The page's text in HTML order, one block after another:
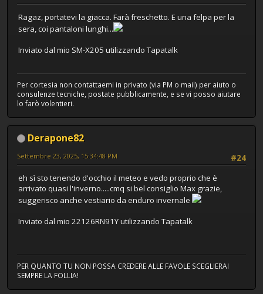
Ragaz, portatevi la giacca. Farà freschetto. E una felpa per la
sera, coi pantaloni lunghi...
Inviato dal mio SM-X205 utilizzando Tapatalk
Per cortesia non contattaemi in privato (via PM o mail) per aiuto o
consulenze tecniche, postate pubblicamente, e se vi posso aiutare
lo farò volentieri.
Derapone82
#24
Settembre 23, 2025, 15:34:48 PM
eh sì sto tenendo d'occhio il meteo e vedo proprio che è
arrivato quasi l'inverno.....cmq si bel consiglio Max grazie,
suggerisco anche vestiario da enduro invernale
Inviato dal mio 22126RN91Y utilizzando Tapatalk
PER QUANTO TU NON POSSA CREDERE ALLE FAVOLE SCEGLIERAI
SEMPRE LA FOLLIA!